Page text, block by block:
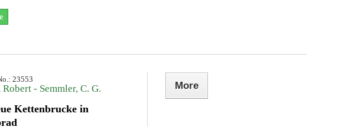
23553
- Semmler, C. G.
Kettenbrucke in
More